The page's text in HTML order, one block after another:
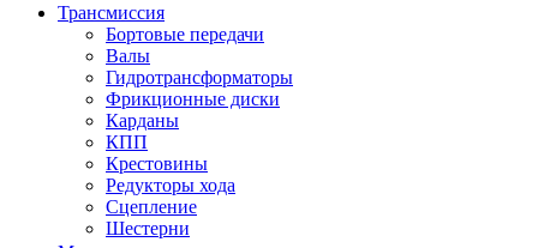
Трансмиссия
Бортовые передачи
Валы
Гидротрансформаторы
Фрикционные диски
Карданы
КПП
Крестовины
Редукторы хода
Сцепление
Шестерни